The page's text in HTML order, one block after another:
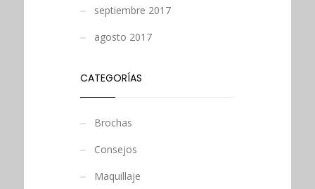
septiembre 2017
agosto 2017
CATEGORÍAS
Brochas
Consejos
Maquillaje